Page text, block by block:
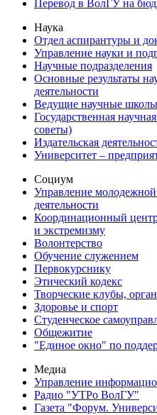
Перевод в ВолГУ на
Наука
Отдел аспирантуры и
Управление науки и
Научные подразделения
Основные результаты
деятельности
Ведущие научные школы
Государственная
советы)
Издательская
Университет –
Социум
Управление
деятельности
Координационный
и экстремизму
Волонтерство
Обучение служением
Первокурснику
Этический кодекс
Творческие клубы,
Здоровье и спорт
Студенческое
Общежитие
"Единое окно" по
Медиа
Управление
Радио "УТРо ВолГУ"
Газета "Форум.